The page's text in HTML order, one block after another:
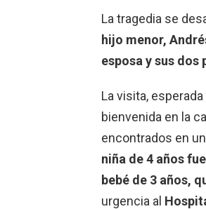
La tragedia se
hijo menor,
esposa y sus dos
La visita,
bienvenida en la
encontrados en
niña de 4 años
bebé de 3 años,
urgencia al